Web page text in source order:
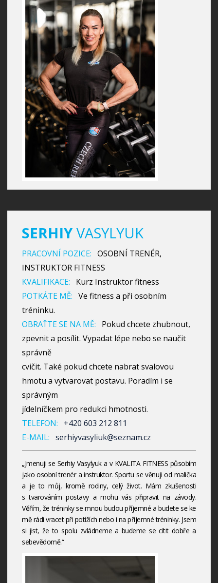
SERHIY VASYLYUK
PRACOVNÍ POZICE: OSOBNÍ TRENÉR,
INSTRUKTOR FITNESS
KVALIFIKACE:
Kurz Instruktor fitness
POTKÁTE MĚ: Ve fitness a při osobním
tréninku.
OBRAŤTE SE NA MĚ:
Pokud chcete zhubnout,
zpevnit a posílit. Vypadat lépe nebo se naučit
správně
cvičit. Také pokud chcete nabrat svalovou
hmotu a vytvarovat postavu. Poradím i se
správným
jídelníčkem pro redukci hmotnosti.
TELEFON:
+420 603 212 811
E-MAIL: serhiyvasyliuk@seznam.cz
„Jmenuji se Serhiy Vasylyuk a v KVALITA FITNESS působím
jako osobní trenér a instruktor. Sportu se věnuji od malička
a je to můj, kromě rodiny, celý život. Mám zkušenosti
s tvarováním postavy a mohu vás připravit na závody.
Věřím, že tréninky se mnou budou příjemné a budete se ke
mě rádi vracet při potížích nebo i na příjemné tréninky. Jsem
si jist, že to spolu zvládneme a budeme se cítit dobře a
sebevědomě.“